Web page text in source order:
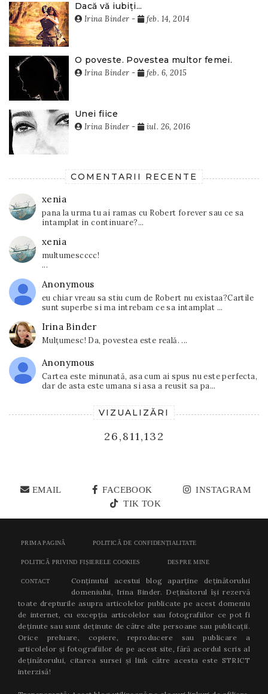
Dacă vă iubiți...
Irina Binder - feb. 14, 2014
O poveste. Povestea multor femei.
Irina Binder - feb. 6, 2015
Unei fiice
Irina Binder - iul. 26, 2016
COMENTARII RECENTE
xenia
pana la urma tu ai ramas cu Robert forever sau ce sa
intamplat in continuare?...
xenia
multumescccc!
...
Anonymous
eu chiar vreau sa stiu cum de Robert nu existaa?Cartile
sunt superbe si ma intrebam ce sa intamplat ...
Irina Binder
Mulțumesc! Da, povestea este reală. ...
Anonymous
Cartea este minunată, asa cum ai spus nu este perfecta,
dar de asta este umana si asa a reusit sa pa...
VIZUALIZĂRI
26,811,132
EMAIL FACEBOOK
INSTAGRAM
TIK TOK
PRIMA PAGINĂ POLITICĂ DE CONFIDENȚIALITATE
POLITICĂ PRIVIND FIȘIERELE COOKIES DESPRE MINE
CONTACT
Conținutul acestui blog aparține deținătorului
domeniului, Irina Binder. Deținătorul își rezervă
toate drepturile asupra articolelor publicate pe acest domeniu
de internet, cu excepția articolelor sau fotografiilor ce pot fi
deținute sau sunt deținute de către alte persoane sau publicații.
Orice preluare, copiere, reproducere sau publicare a
articolelor și fotografiilor de pe acest site, fără acordul scris al
deținătorului, citarea sursei și link către acesta este STRICT
interzisă!